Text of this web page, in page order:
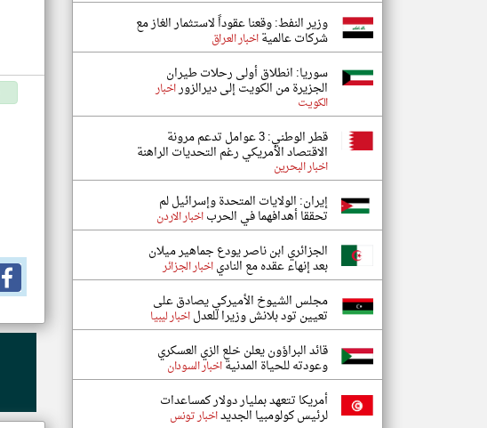
وزير النفط: وقعنا عقوداً لاستثمار الغاز مع
شركات عالميةاخبار العراق
سوريا: انطلاق أولى رحلات طيران
الجزيرة من الكويت إلى ديرالزوراخبار
الكويت
قطر الوطني: 3 عوامل تدعم مرونة
الاقتصاد الأمريكي رغم التحديات الراهنة
اخبار البحرين
إيران: الولايات المتحدة وإسرائيل لم
تحققا أهدافهما في الحرباخبار الاردن
الجزائري ابن ناصر يودع جماهير ميلان
بعد إنهاء عقده مع النادياخبار الجزائر
مجلس الشيوخ الأميركي يصادق على
تعيين تود بلانش وزيرا للعدلاخبار ليبيا
قائد البراؤون يعلن خلع الزي العسكري
وعودته للحياة المدنيةاخبار السودان
أمريكا تتعهد بمليار دولار كمساعدات
لرئيس كولومبيا الجديداخبار تونس